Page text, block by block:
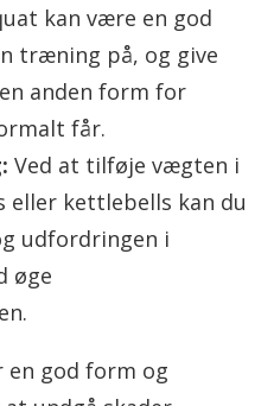
kan være en god
træning på, og give
anden form for
får.
Ved at tilføje vægten i
kettlebells kan du
udfordringen i
øge
god form og